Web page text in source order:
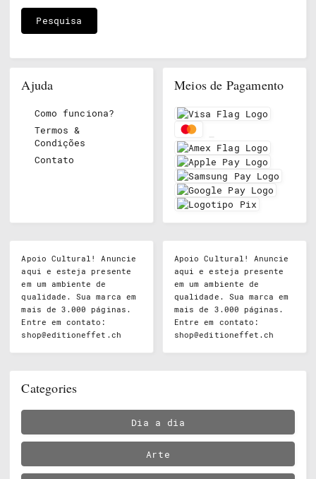
Ajuda
Como funciona?
Termos &
Condições
Contato
Meios de Pagamento
Apoio Cultural! Anuncie
aqui e esteja presente
em um ambiente de
qualidade. Sua marca em
mais de 3.000 páginas.
Entre em contato:
shop@editioneffet.ch
Apoio Cultural! Anuncie
aqui e esteja presente
em um ambiente de
qualidade. Sua marca em
mais de 3.000 páginas.
Entre em contato:
shop@editioneffet.ch
Categories
Dia a dia
Arte